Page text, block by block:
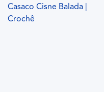
Casaco Cisne Balada |
Crochê